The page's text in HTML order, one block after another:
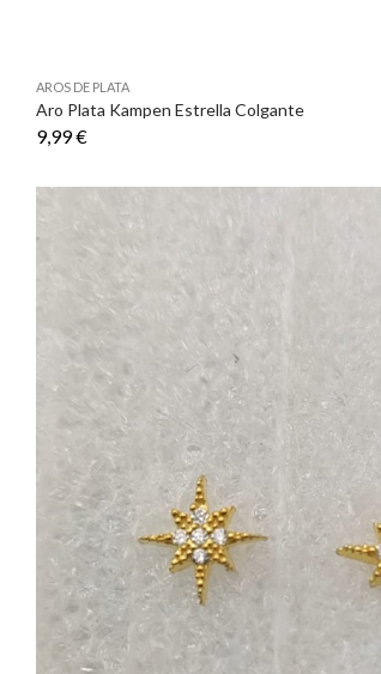
AROS DE PLATA
Aro Plata Kampen Estrella Colgante
9,99 €